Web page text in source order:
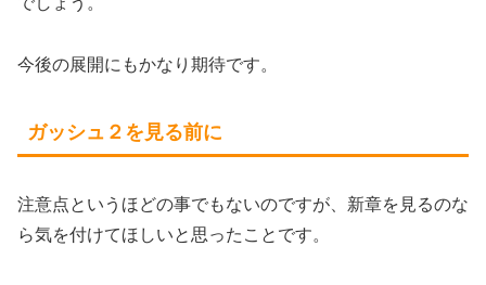
今後の展開にもかなり期待です。
ガッシュ２を見る前に
注意点というほどの事でもないのですが、新章を見るのな
ら気を付けてほしいと思ったことです。